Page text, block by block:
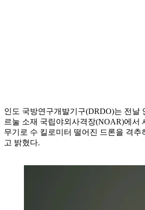
인도 국방연구개발기구(DRDO)는 전날
르눌 소재 국립야외사격장(NOAR)에서
무기로 수 킬로미터 떨어진 드론을 격추
고 밝혔다.